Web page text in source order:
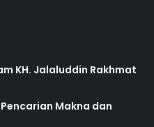
KH. Jalaluddin Rakhmat
Makna dan